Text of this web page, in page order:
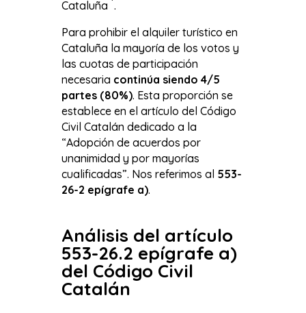
Cataluña .
Para prohibir el alquiler turístico en
Cataluña la mayoría de los votos y
las cuotas de participación
necesaria continúa siendo 4/5
partes (80%). Esta proporción se
establece en el artículo del Código
Civil Catalán dedicado a la
“Adopción de acuerdos por
unanimidad y por mayorías
cualificadas”. Nos referimos al 553-
26-2 epígrafe a).
Análisis del artículo
553-26.2 epígrafe a)
del Código Civil
Catalán